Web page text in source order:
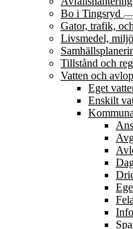
Bo i Tingsryd
Gator, trafik,
Livsmedel,
Tillstånd och
Vatten och
Eget
Enskilt